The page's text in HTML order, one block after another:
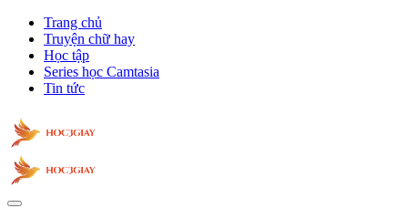
Trang chủ
Truyện chữ hay
Học tập
Series học Camtasia
Tin tức